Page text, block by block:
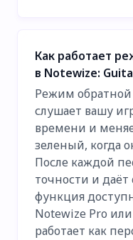
Как работает
в Notewize:
Режим
слушает вашу
времени и
зеленый, когда
После каждой
точности и
функция
Notewize Pro
работает как